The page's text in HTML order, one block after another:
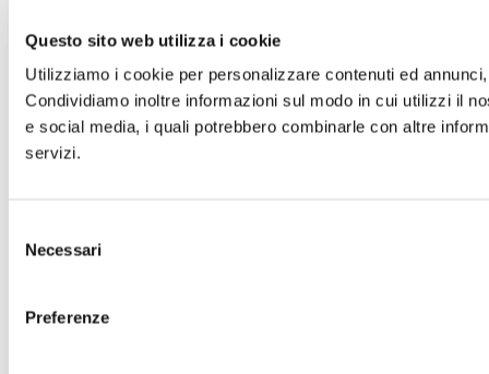
Questo sito web utilizza i cookie
Utilizziamo i cookie per personalizzare contenuti ed
Condividiamo inoltre informazioni sul modo in cui utilizzi il
e social media, i quali potrebbero combinarle con altre
servizi.
delNecessari
Preferenze